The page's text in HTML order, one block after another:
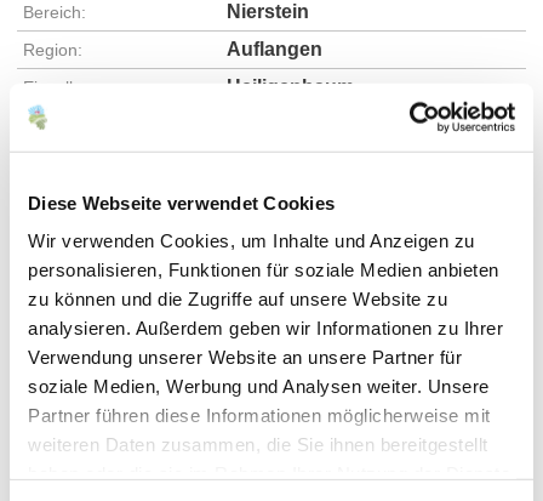
Diese Webseite verwendet Cookies
Wir verwenden Cookies, um Inhalte und Anzeigen zu
personalisieren, Funktionen für soziale Medien anbieten
zu können und die Zugriffe auf unsere Website zu
analysieren. Außerdem geben wir Informationen zu Ihrer
Verwendung unserer Website an unsere Partner für
soziale Medien, Werbung und Analysen weiter. Unsere
Partner führen diese Informationen möglicherweise mit
weiteren Daten zusammen, die Sie ihnen bereitgestellt
Bereich: Nierstein
Region: Auflangen
Einzellage: Heiligenbaum
Gemarkung:
Bodenarten
LÖSS/KOLLUVISOL
Erkunden Sie die Umgebung